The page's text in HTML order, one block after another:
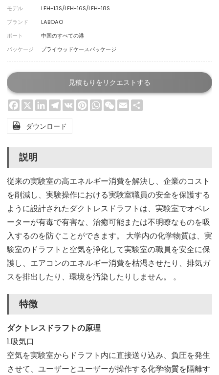
モデル
LFH-13S/LFH-16S/LFH-18S
ブランド
LABOAO
ポート
中国のすべての港
パッケージ
プライウッドケースパッケージ
見積もりをリクエストする
Facebook
X LinkedInTelegram
VK PinterestWhatsApp
WeChat
Email
 ダウンロード
説明
従来の実験室の高エネルギー消費を解決し、企業のコスト
を削減し、実験操作における実験室職員の安全を保護する
ように設計されたダクトレスドラフトは、実験室でオペレ
ーターが有毒で有害な、治癒可能または不明瞭なものを吸
入するのを防ぐことができます。 大学内の化学物質は、実
験室のドラフトと空気を浄化して実験室の職員を安全に保
護し、エアコンのエネルギー消費を枯渇させたり、排気ガ
スを排出したり、環境を汚染したりしません。 。
特徴
ダクトレスドラフトの原理
1.吸気口
空気を実験室からドラフト内に直接送り込み、負圧を発生
させて、ユーザーとユーザーが操作する化学物質を隔離す